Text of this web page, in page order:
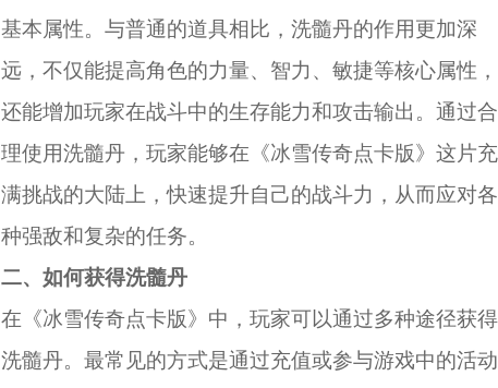
基本属性。与普通的道具相比，洗髓丹的作用更加深
远，不仅能提高角色的力量、智力、敏捷等核心属性，
还能增加玩家在战斗中的生存能力和攻击输出。通过合
理使用洗髓丹，玩家能够在《冰雪传奇点卡版》这片充
满挑战的大陆上，快速提升自己的战斗力，从而应对各
种强敌和复杂的任务。
二、如何获得洗髓丹
在《冰雪传奇点卡版》中，玩家可以通过多种途径获得
洗髓丹。最常见的方式是通过充值或参与游戏中的活动